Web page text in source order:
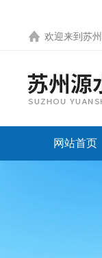
欢迎来到 苏
网站首页